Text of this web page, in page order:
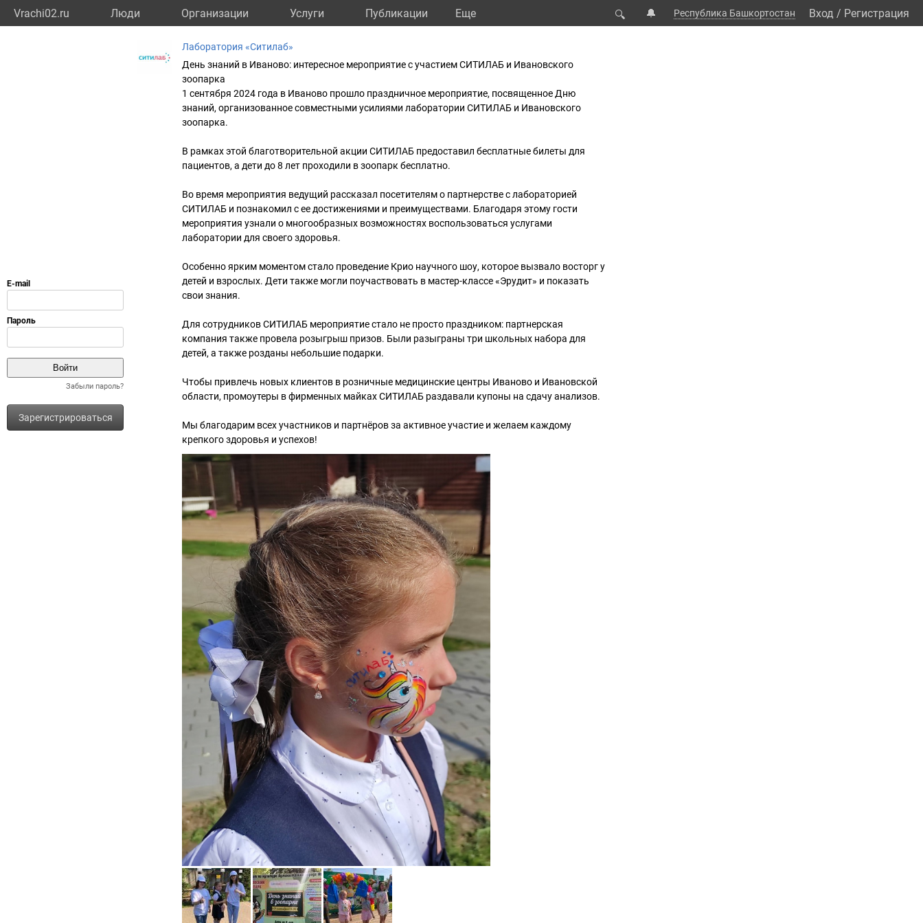
Vrachi02.ru Люди Организации Услуги Публикации Eще 🔍 🔔 Республика Башкортостан Вход / Регистрация
Забыли пароль?
Зарегистрироваться
Лаборатория «Ситилаб»
День знаний в Иваново: интересное мероприятие с участием СИТИЛАБ и Ивановского
зоопарка
1 сентября 2024 года в Иваново прошло праздничное мероприятие, посвященное Дню
знаний, организованное совместными усилиями лаборатории СИТИЛАБ и Ивановского
зоопарка.
В рамках этой благотворительной акции СИТИЛАБ предоставил бесплатные билеты для
пациентов, а дети до 8 лет проходили в зоопарк бесплатно.
Во время мероприятия ведущий рассказал посетителям о партнерстве с лабораторией
СИТИЛАБ и познакомил с ее достижениями и преимуществами. Благодаря этому гости
мероприятия узнали о многообразных возможностях воспользоваться услугами
лаборатории для своего здоровья.
Особенно ярким моментом стало проведение Крио научного шоу, которое вызвало восторг у
детей и взрослых. Дети также могли поучаствовать в мастер-классе «Эрудит» и показать
свои знания.
Для сотрудников СИТИЛАБ мероприятие стало не просто праздником: партнерская
компания также провела розыгрыш призов. Были разыграны три школьных набора для
детей, а также розданы небольшие подарки.
Чтобы привлечь новых клиентов в розничные медицинские центры Иваново и Ивановской
области, промоутеры в фирменных майках СИТИЛАБ раздавали купоны на сдачу анализов.
Мы благодарим всех участников и партнёров за активное участие и желаем каждому
крепкого здоровья и успехов!